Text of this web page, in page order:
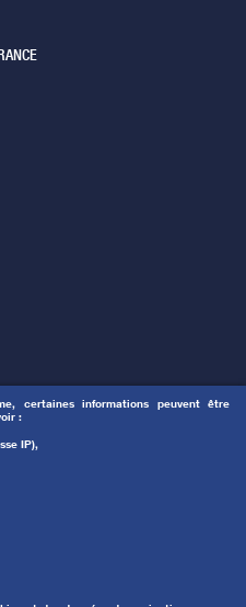
certaines informations peuvent être
:
IP),